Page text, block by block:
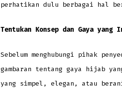
perhatikan dulu berbagai hal
Tentukan Konsep dan Gaya yang
Sebelum menghubungi pihak
gambaran tentang gaya hijab
yang simpel, elegan, atau